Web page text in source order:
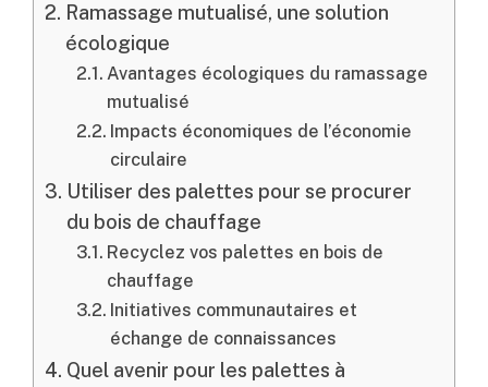
Ramassage mutualisé, une solution
écologique
Avantages écologiques du ramassage
mutualisé
Impacts économiques de l’économie
circulaire
Utiliser des palettes pour se procurer
du bois de chauffage
Recyclez vos palettes en bois de
chauffage
Initiatives communautaires et
échange de connaissances
Quel avenir pour les palettes à